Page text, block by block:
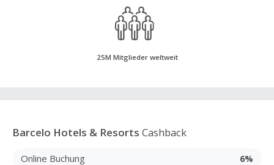
25M Mitglieder weltweit
Barcelo Hotels & Resorts Cashback
Online Buchung 6%